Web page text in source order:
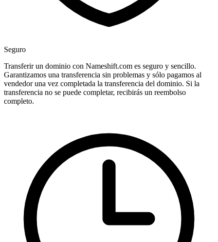
Seguro
Transferir un dominio con Nameshift.com es seguro y sencillo.
Garantizamos una transferencia sin problemas y sólo pagamos al
vendedor una vez completada la transferencia del dominio. Si la
transferencia no se puede completar, recibirás un reembolso
completo.